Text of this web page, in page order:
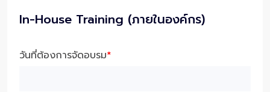
In-House Training (ภายในองค์กร)
วันที่ต้องการจัดอบรม*